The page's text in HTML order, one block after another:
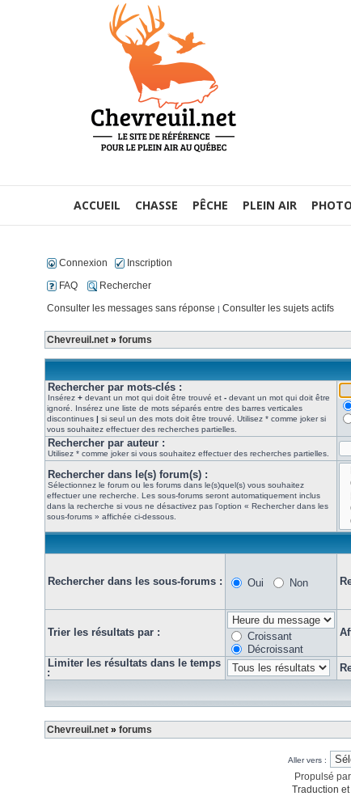
ACCUEIL CHASSE PÊCHE PLEIN AIR
Connexion
Inscription
FAQ
Rechercher
Consulter les messages sans réponse | Consulter les sujets actifs
Chevreuil.net » forums
Rechercher par mots-clés :
Insérez + devant un mot qui doit être trouvé et - devant un mot qui doit être
ignoré. Insérez une liste de mots séparés entre des barres verticales
discontinues | si seul un des mots doit être trouvé. Utilisez * comme joker si
vous souhaitez effectuer des recherches partielles.
Rechercher par auteur :
Utilisez * comme joker si vous souhaitez effectuer des recherches partielles.
Rechercher dans le(s) forum(s) :
Sélectionnez le forum ou les forums dans le(s)quel(s) vous souhaitez
effectuer une recherche. Les sous-forums seront automatiquement inclus
dans la recherche si vous ne désactivez pas l’option « Rechercher dans les
sous-forums » affichée ci-dessous.
Rechercher dans les sous-forums : Oui Non
Trier les résultats par :
Croissant
Décroissant
Limiter les résultats dans le temps
:
Chevreuil.net » forums
Aller vers :
Propulsé par
Traduction